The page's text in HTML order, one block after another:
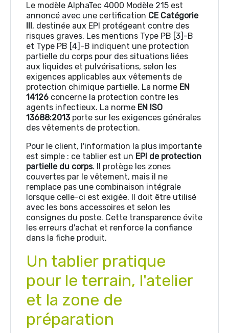
Le modèle AlphaTec 4000 Modèle 215 est
annoncé avec une certification CE Catégorie
III, destinée aux EPI protégeant contre des
risques graves. Les mentions Type PB [3]-B
et Type PB [4]-B indiquent une protection
partielle du corps pour des situations liées
aux liquides et pulvérisations, selon les
exigences applicables aux vêtements de
protection chimique partielle. La norme EN
14126 concerne la protection contre les
agents infectieux. La norme EN ISO
13688:2013porte sur les exigences générales
des vêtements de protection.
Pour le client, l'information la plus importante
est simple : ce tablier est un EPI de protection
partielle du corps. Il protège les zones
couvertes par le vêtement, mais il ne
remplace pas une combinaison intégrale
lorsque celle-ci est exigée. Il doit être utilisé
avec les bons accessoires et selon les
consignes du poste. Cette transparence évite
les erreurs d'achat et renforce la confiance
dans la fiche produit.
Un tablier pratique
pour le terrain, l'atelier
et la zone de
préparation